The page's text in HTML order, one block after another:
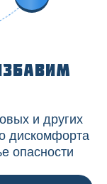
и других
дискомфорта
опасности